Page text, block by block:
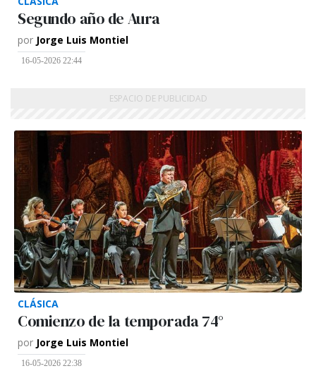
Segundo año de Aura
por Jorge Luis Montiel
16-05-2026 22:44
CLÁSICA
Comienzo de la temporada 74°
por Jorge Luis Montiel
16-05-2026 22:38